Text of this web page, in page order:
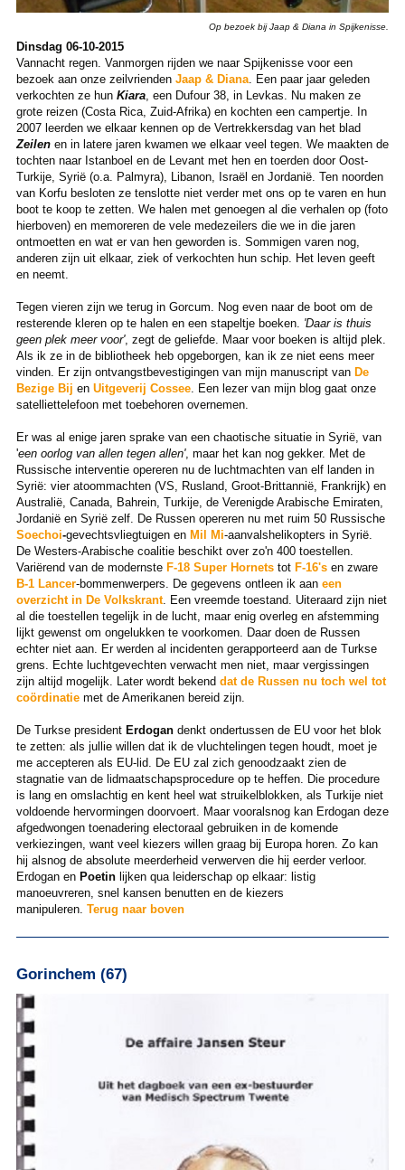
Op bezoek bij Jaap & Diana in Spijkenisse.
Dinsdag 06-10-2015
Vannacht regen. Vanmorgen rijden we naar Spijkenisse voor een
bezoek aan onze zeilvrienden Jaap & Diana. Een paar jaar geleden
verkochten ze hun Kiara, een Dufour 38, in Levkas. Nu maken ze
grote reizen (Costa Rica, Zuid-Afrika) en kochten een campertje. In
2007 leerden we elkaar kennen op de Vertrekkersdag van het blad
Zeilenen in latere jaren kwamen we elkaar veel tegen. We maakten de
tochten naar Istanboel en de Levant met hen en toerden door Oost-
Turkije, Syrië (o.a. Palmyra), Libanon, Israël en Jordanië. Ten noorden
van Korfu besloten ze tenslotte niet verder met ons op te varen en hun
boot te koop te zetten. We halen met genoegen al die verhalen op (foto
hierboven) en memoreren de vele medezeilers die we in die jaren
ontmoetten en wat er van hen geworden is. Sommigen varen nog,
anderen zijn uit elkaar, ziek of verkochten hun schip. Het leven geeft
en neemt.
Tegen vieren zijn we terug in Gorcum. Nog even naar de boot om de
resterende kleren op te halen en een stapeltje boeken. 'Daar is thuis
geen plek meer voor', zegt de geliefde. Maar voor boeken is altijd plek.
Als ik ze in de bibliotheek heb opgeborgen, kan ik ze niet eens meer
vinden. Er zijn ontvangstbevestigingen van mijn manuscript van De
Bezige Bij en Uitgeverij Cossee. Een lezer van mijn blog gaat onze
satelliettelefoon met toebehoren overnemen.
Er was al enige jaren sprake van een chaotische situatie in Syrië, van
'een oorlog van allen tegen allen', maar het kan nog gekker. Met de
Russische interventie opereren nu de luchtmachten van elf landen in
Syrië: vier atoommachten (VS, Rusland, Groot-Brittannië, Frankrijk) en
Australië, Canada, Bahrein, Turkije, de Verenigde Arabische Emiraten,
Jordanië en Syrië zelf. De Russen opereren nu met ruim 50 Russische
Soechoi-gevechtsvliegtuigen en Mil Mi-aanvalshelikopters in Syrië.
De Westers-Arabische coalitie beschikt over zo'n 400 toestellen.
Variërend van de modernste F-18 Super Hornetstot F-16's en zware
B-1 Lancer-bommenwerpers. De gegevens ontleen ik aan een
overzicht in De Volkskrant. Een vreemde toestand. Uiteraard zijn niet
al die toestellen tegelijk in de lucht, maar enig overleg en afstemming
lijkt gewenst om ongelukken te voorkomen. Daar doen de Russen
echter niet aan. Er werden al incidenten gerapporteerd aan de Turkse
grens. Echte luchtgevechten verwacht men niet, maar vergissingen
zijn altijd mogelijk. Later wordt bekend dat de Russen nu toch wel tot
coördinatiemet de Amerikanen bereid zijn.
De Turkse president Erdogandenkt ondertussen de EU voor het blok
te zetten: als jullie willen dat ik de vluchtelingen tegen houdt, moet je
me accepteren als EU-lid. De EU zal zich genoodzaakt zien de
stagnatie van de lidmaatschapsprocedure op te heffen. Die procedure
is lang en omslachtig en kent heel wat struikelblokken, als Turkije niet
voldoende hervormingen doorvoert. Maar vooralsnog kan Erdogan deze
afgedwongen toenadering electoraal gebruiken in de komende
verkiezingen, want veel kiezers willen graag bij Europa horen. Zo kan
hij alsnog de absolute meerderheid verwerven die hij eerder verloor.
Erdogan enPoetinlijken qua leiderschap op elkaar: listig
manoeuvreren, snel kansen benutten en de kiezers
manipuleren. Terug naar boven
Gorinchem (67)